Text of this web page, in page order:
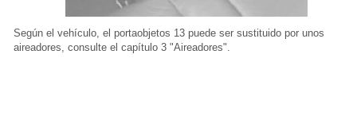
Según el vehículo, el portaobjetos 13 puede ser sustituido por unos
aireadores, consulte el capítulo 3 "Aireadores".